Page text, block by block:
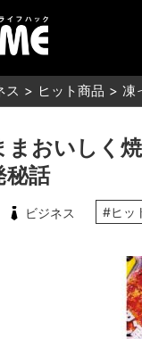
ス ヒット商品 凍
まおいしく
秘話
ビジネス #ヒッ